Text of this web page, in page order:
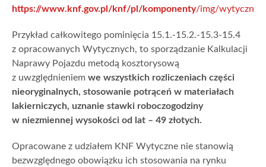
https://www.knf.gov.pl/knf/pl/komponenty/img/
Przykład całkowitego pominięcia 15.1.-15.2.-15.3-15.4
z opracowanych Wytycznych, to sporządzanie Kalkulacji
Naprawy Pojazdu metodą kosztorysową
z uwzględnieniem we wszystkich rozliczeniach części
nieoryginalnych, stosowanie potrąceń w materiałach
lakierniczych, uznanie stawki roboczogodziny
w niezmiennej wysokości od lat – 49 złotych.
Opracowane z udziałem KNF Wytyczne nie stanowią
bezwzględnego obowiązku ich stosowania na rynku